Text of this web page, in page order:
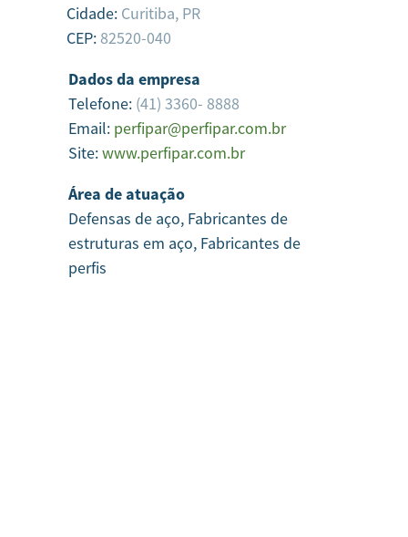
Cidade: Curitiba, PR
CEP:82520-040
Dados da empresa
Telefone: (41) 3360- 8888
Email: perfipar@perfipar.com.br
Site:www.perfipar.com.br
Área de atuação
Defensas de aço, Fabricantes de
estruturas em aço, Fabricantes de
perfis